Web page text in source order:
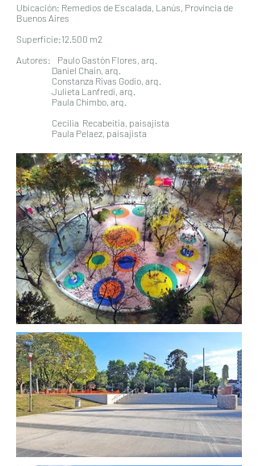
Ubicación: Remedios de Escalada, Lanús, Provincia de
Buenos Aires
Superficie:12.500 m2
Autores: Paulo Gastón Flores, arq.
Daniel Chaín, arq.
Constanza Rivas Godio, arq.
Julieta Lanfredi, arq.
Paula Chimbo, arq.
Cecilia Recabeitía, paisajista
Paula Pelaez, paisajista